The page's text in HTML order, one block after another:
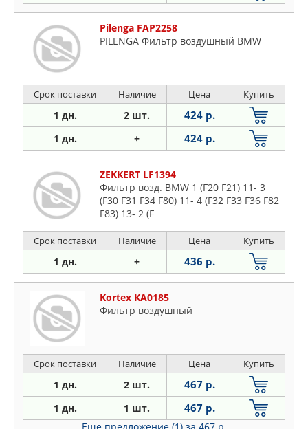
Pilenga FAP2258
PILENGA Фильтр воздушный BMW
Срок поставки Наличие Цена Купить
1 дн. 2 шт. 424 р.
1 дн. + 424 р.
ZEKKERT LF1394
Фильтр возд. BMW 1 (F20 F21) 11- 3
(F30 F31 F34 F80) 11- 4 (F32 F33 F36 F82
F83) 13- 2 (F
Срок поставки Наличие Цена Купить
1 дн. + 436 р.
Kortex KA0185
Фильтр воздушный
Срок поставки Наличие Цена Купить
1 дн. 2 шт. 467 р.
1 дн. 1 шт. 467 р.